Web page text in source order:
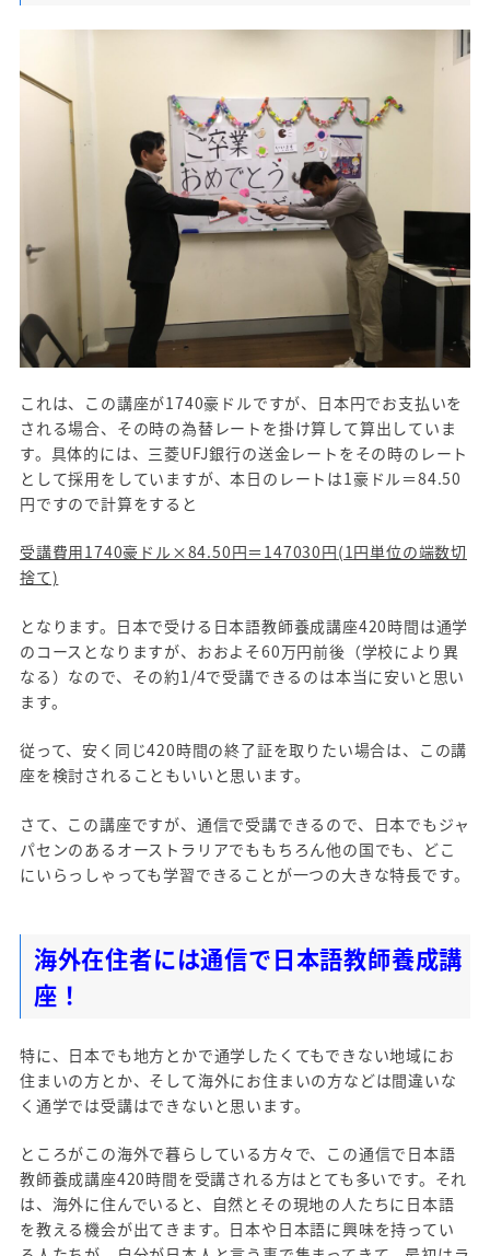
これは、この講座が1740豪ドルですが、日本円でお支払いを
される場合、その時の為替レートを掛け算して算出していま
す。具体的には、三菱UFJ銀行の送金レートをその時のレート
として採用をしていますが、本日のレートは1豪ドル＝84.50
円ですので計算をすると
受講費用1740豪ドル×84.50円＝147030円(1円単位の端数切
捨て)
となります。日本で受ける日本語教師養成講座420時間は通学
のコースとなりますが、おおよそ60万円前後（学校により異
なる）なので、その約1/4で受講できるのは本当に安いと思い
ます。
従って、安く同じ420時間の終了証を取りたい場合は、この講
座を検討されることもいいと思います。
さて、この講座ですが、通信で受講できるので、日本でもジャ
パセンのあるオーストラリアでももちろん他の国でも、どこ
にいらっしゃっても学習できることが一つの大きな特長です。
海外在住者には通信で日本語教師養成講
座！
特に、日本でも地方とかで通学したくてもできない地域にお
住まいの方とか、そして海外にお住まいの方などは間違いな
く通学では受講はできないと思います。
ところがこの海外で暮らしている方々で、この通信で日本語
教師養成講座420時間を受講される方はとても多いです。それ
は、海外に住んでいると、自然とその現地の人たちに日本語
を教える機会が出てきます。日本や日本語に興味を持ってい